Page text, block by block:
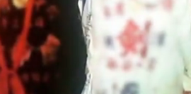
み会、JIN→伊豆の...
亀和田武